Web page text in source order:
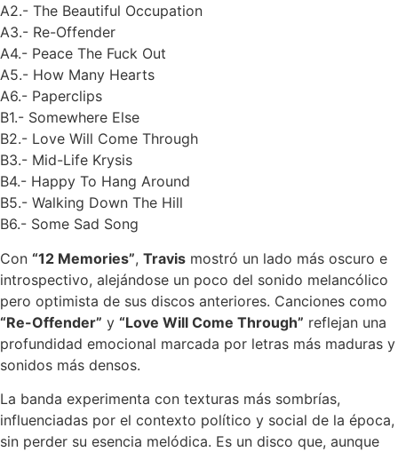
A2.- The Beautiful Occupation
A3.- Re-Offender
A4.- Peace The Fuck Out
A5.- How Many Hearts
A6.- Paperclips
B1.- Somewhere Else
B2.- Love Will Come Through
B3.- Mid-Life Krysis
B4.- Happy To Hang Around
B5.- Walking Down The Hill
B6.- Some Sad Song
Con “12 Memories”, Travis mostró un lado más oscuro e
introspectivo, alejándose un poco del sonido melancólico
pero optimista de sus discos anteriores. Canciones como
“Re-Offender” y “Love Will Come Through” reflejan una
profundidad emocional marcada por letras más maduras y
sonidos más densos.
La banda experimenta con texturas más sombrías,
influenciadas por el contexto político y social de la época,
sin perder su esencia melódica. Es un disco que, aunque